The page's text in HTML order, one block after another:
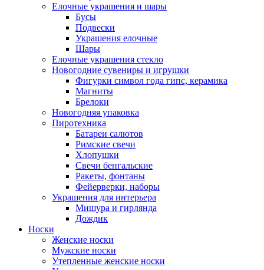
Елочные украшения и шары
Бусы
Подвески
Украшения елочные
Шары
Елочные украшения стекло
Новогодние сувениры и игрушки
Фигурки символ года гипс, керамика
Магниты
Брелоки
Новогодняя упаковка
Пиротехника
Батареи салютов
Римские свечи
Хлопушки
Свечи бенгальские
Ракеты, фонтаны
Фейерверки, наборы
Украшения для интерьера
Мишура и гирлянда
Дождик
Носки
Женские носки
Мужские носки
Утепленные женские носки